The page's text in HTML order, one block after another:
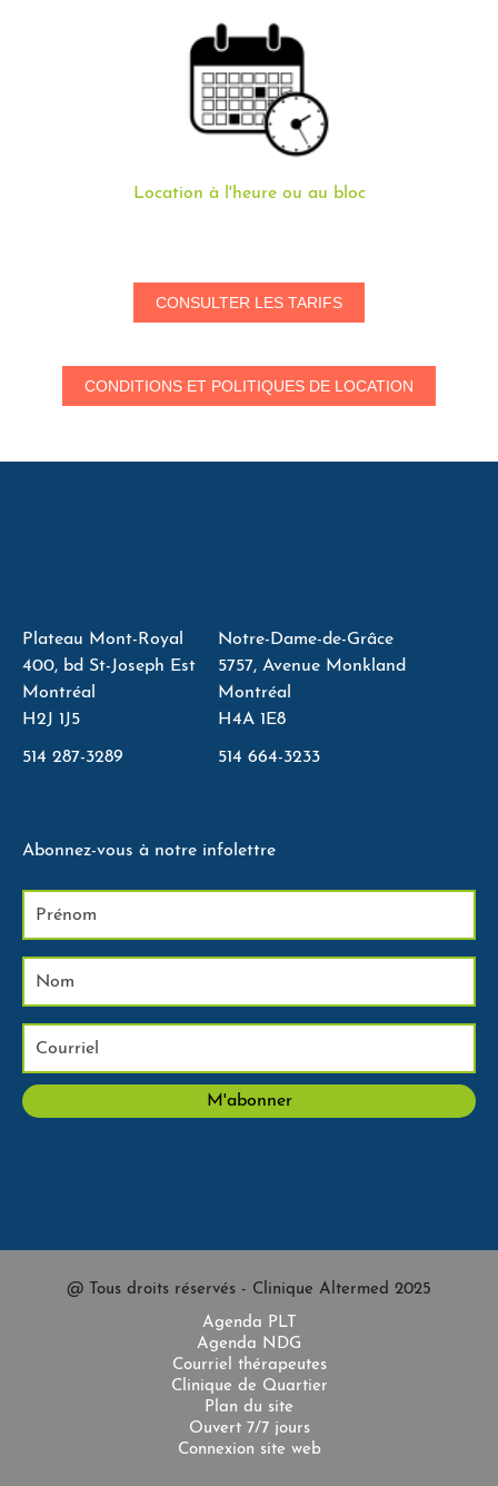
Location à l'heure ou au bloc
CONSULTER LES TARIFS
CONDITIONS ET POLITIQUES DE LOCATION
Plateau Mont-Royal
400, bd St-Joseph Est
Montréal
H2J 1J5
514 287-3289
Notre-Dame-de-Grâce
5757, Avenue Monkland
Montréal
H4A 1E8
514 664-3233
Abonnez-vous à notre infolettre
@ Tous droits réservés - Clinique Altermed 2025
Agenda PLT
Agenda NDG
Courriel thérapeutes
Clinique de Quartier
Plan du site
Ouvert 7/7 jours
Connexion site web